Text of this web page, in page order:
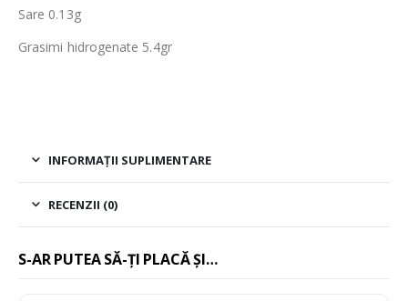
Sare 0.13g
Grasimi hidrogenate 5.4gr
INFORMAȚII SUPLIMENTARE
RECENZII (0)
S-AR PUTEA SĂ-ȚI PLACĂ ȘI…